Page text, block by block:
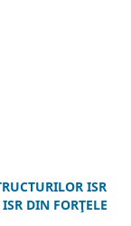
ISR
DIN FORŢELE